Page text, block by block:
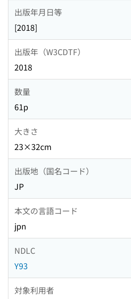
出版年月日等
[2018]
出版年（W3CDTF）
2018
数量
61p
大きさ
23×32cm
出版地（国名コード）
JP
本文の言語コード
jpn
NDLC
Y93
対象利用者